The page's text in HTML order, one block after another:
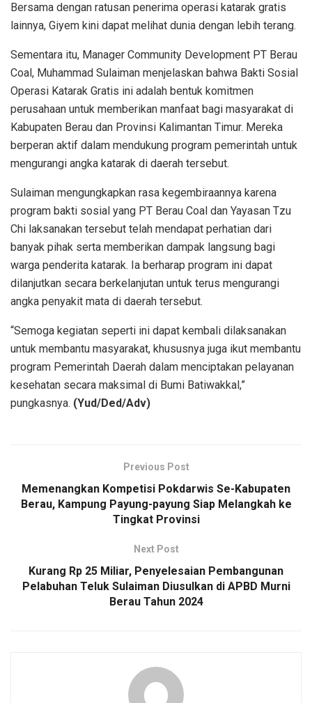
Bersama dengan ratusan penerima operasi katarak gratis
lainnya, Giyem kini dapat melihat dunia dengan lebih terang.
Sementara itu, Manager Community Development PT Berau
Coal, Muhammad Sulaiman menjelaskan bahwa Bakti Sosial
Operasi Katarak Gratis ini adalah bentuk komitmen
perusahaan untuk memberikan manfaat bagi masyarakat di
Kabupaten Berau dan Provinsi Kalimantan Timur. Mereka
berperan aktif dalam mendukung program pemerintah untuk
mengurangi angka katarak di daerah tersebut.
Sulaiman mengungkapkan rasa kegembiraannya karena
program bakti sosial yang PT Berau Coal dan Yayasan Tzu
Chi laksanakan tersebut telah mendapat perhatian dari
banyak pihak serta memberikan dampak langsung bagi
warga penderita katarak. Ia berharap program ini dapat
dilanjutkan secara berkelanjutan untuk terus mengurangi
angka penyakit mata di daerah tersebut.
“Semoga kegiatan seperti ini dapat kembali dilaksanakan
untuk membantu masyarakat, khususnya juga ikut membantu
program Pemerintah Daerah dalam menciptakan pelayanan
kesehatan secara maksimal di Bumi Batiwakkal,”
pungkasnya. (Yud/Ded/Adv)
Previous Post
Memenangkan Kompetisi Pokdarwis Se-Kabupaten
Berau, Kampung Payung-payung Siap Melangkah ke
Tingkat Provinsi
Next Post
Kurang Rp 25 Miliar, Penyelesaian Pembangunan
Pelabuhan Teluk Sulaiman Diusulkan di APBD Murni
Berau Tahun 2024